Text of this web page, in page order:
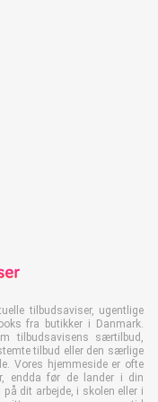
tilbudsaviser, ugentlige
fra butikker i Danmark.
tilbudsavisens særtilbud,
tilbud eller den særlige
Vores hjemmeside er ofte
endda før de lander i din
dit arbejde, i skolen eller i